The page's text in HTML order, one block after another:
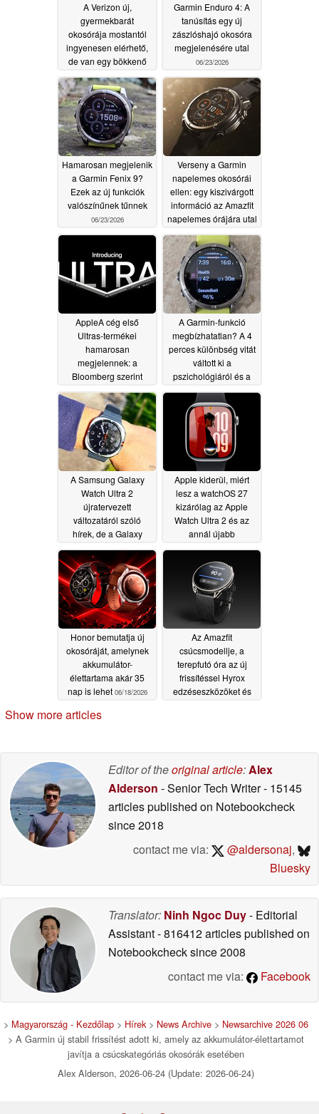
A Verizon új,
gyermekbarát
okosórája mostantól
ingyenesen elérhető,
de van egy bökkenő
07/15/2026
Garmin Enduro 4: A
tanúsítás egy új
zászlóshajó okosóra
megjelenésére utal
06/23/2026
Hamarosan megjelenik
a Garmin Fenix 9?
Ezek az új funkciók
valószínűnek tűnnek
06/23/2026
Verseny a Garmin
napelemes okosórái
ellen: egy kiszivárgott
információ az Amazfit
napelemes órájára utal
06/22/2026
AppleA cég első
Ultras-termékei
hamarosan
megjelennek: a
Bloomberg szerint
termék kerül
forgalomba06/22/2026
A Garmin-funkció
megbízhatatlan? A 4
perces különbség vitát
váltott ki a
pszichológiáról és a
06/22/2026
A Samsung Galaxy
Watch Ultra 2
újratervezett
változatáról szóló
hírek, de a Galaxy
nem szivárgott ki
információ06/21/2026
Apple kiderül, miért
lesz a watchOS 27
kizárólag az Apple
Watch Ultra 2 és az
annál újabb
06/20/2026
Honor bemutatja új
okosóráját, amelynek
akkumulátor-
élettartama akár 35
nap is lehet 06/18/2026
Az Amazfit
csúcsmodellje, a
terepfutó óra az új
frissítéssel Hyrox
edzéseszközöket és
Show more articles
Editor of theoriginal article:Alex
Alderson - Senior Tech Writer- 15145
articles published on Notebookcheck
since 2018
contact me via:
@aldersonaj,
Bluesky
Translator: Ninh Ngoc Duy- Editorial
Assistant- 816412 articles published on
Notebookchecksince 2008
contact me via:
Facebook
> Magyarország - Kezdőlap > Hírek> News Archive > Newsarchive 2026 06
> A Garmin új stabil frissítést adott ki, amely az akkumulátor-élettartamot
javítja a csúcskategóriás okosórák esetében
Alex Alderson, 2026-06-24 (Update: 2026-06-24)